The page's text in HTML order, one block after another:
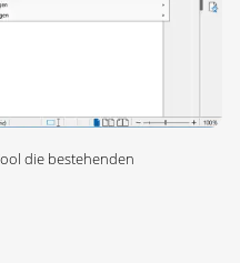
die bestehenden